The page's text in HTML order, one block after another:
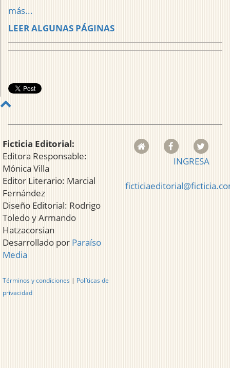
más...
LEER ALGUNAS PÁGINAS
Ficticia Editorial:
Editora Responsable:
Mónica Villa
Editor Literario: Marcial
Fernández
Diseño Editorial: Rodrigo
Toledo y Armando
Hatzacorsian
Desarrollado por Paraíso
Media
Términos y condiciones | Políticas de
privacidad
INGRESA